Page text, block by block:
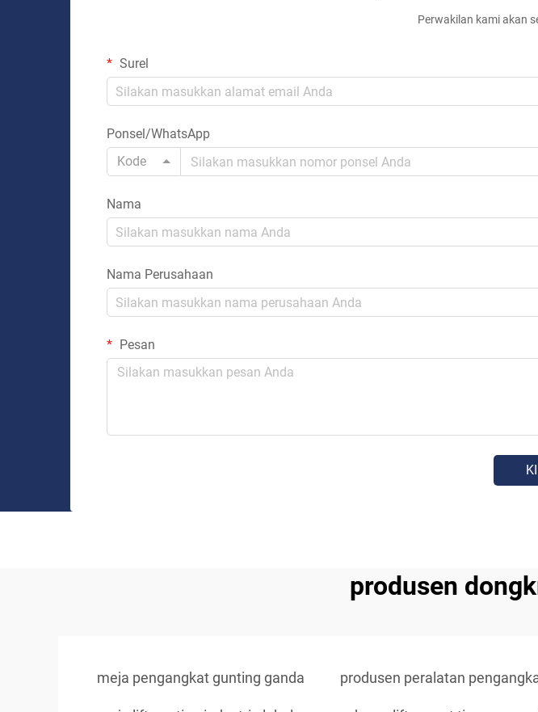
Perwakilan kami akan
Surel
Ponsel/WhatsApp
Kode
Nama
Nama Perusahaan
Pesan
produsen
meja pengangkat gunting ganda produsen peralatan